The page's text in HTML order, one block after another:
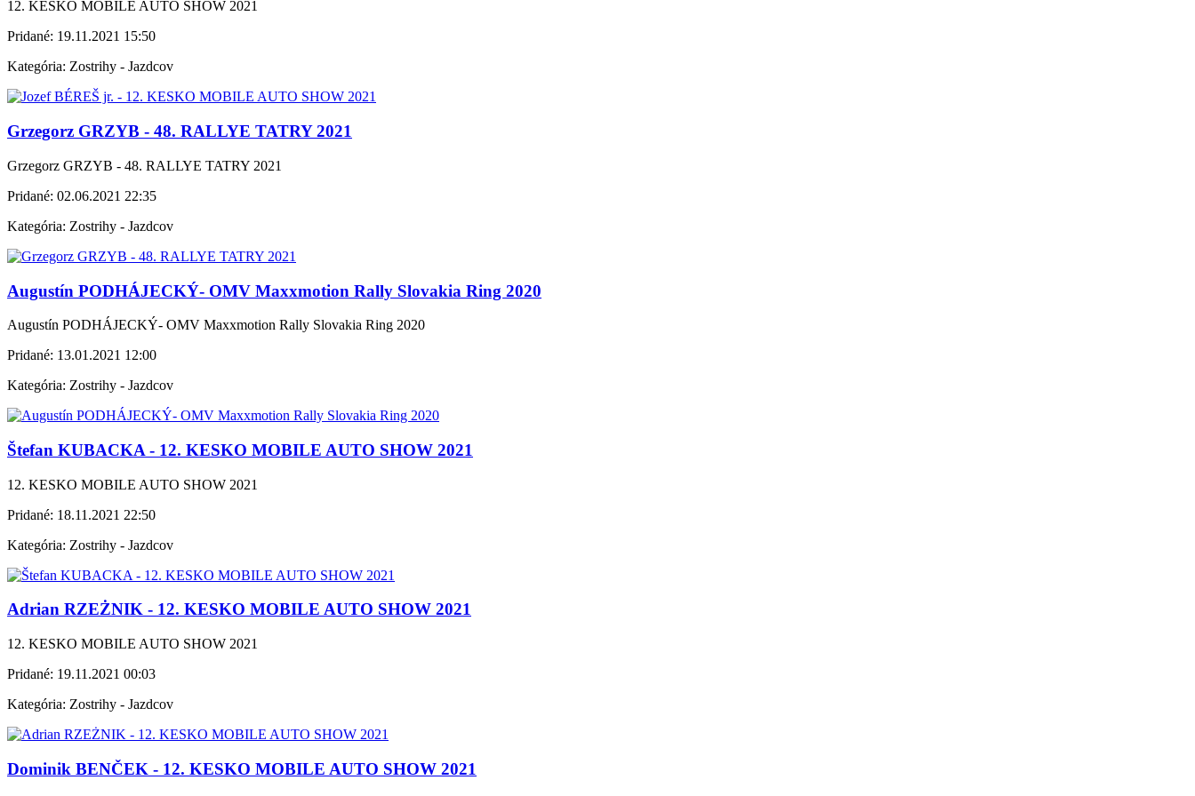
12. KESKO MOBILE AUTO SHOW 2021
Pridané: 19.11.2021 15:50
Kategória: Zostrihy - Jazdcov
Grzegorz GRZYB - 48. RALLYE TATRY 2021
Grzegorz GRZYB - 48. RALLYE TATRY 2021
Pridané: 02.06.2021 22:35
Kategória: Zostrihy - Jazdcov
Augustín PODHÁJECKÝ- OMV Maxxmotion Rally Slovakia Ring 2020
Augustín PODHÁJECKÝ- OMV Maxxmotion Rally Slovakia Ring 2020
Pridané: 13.01.2021 12:00
Kategória: Zostrihy - Jazdcov
Štefan KUBACKA - 12. KESKO MOBILE AUTO SHOW 2021
12. KESKO MOBILE AUTO SHOW 2021
Pridané: 18.11.2021 22:50
Kategória: Zostrihy - Jazdcov
Adrian RZEŻNIK - 12. KESKO MOBILE AUTO SHOW 2021
12. KESKO MOBILE AUTO SHOW 2021
Pridané: 19.11.2021 00:03
Kategória: Zostrihy - Jazdcov
Dominik BENČEK - 12. KESKO MOBILE AUTO SHOW 2021